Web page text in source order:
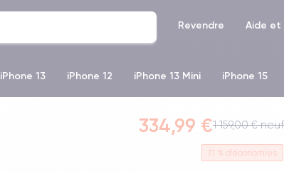
Revendre Aide
iPhone 13 iPhone 12 iPhone 13 Mini iPhone 15
iPhone XR iPhone SE 2
334,99 €1 159,00 € neuf
71 % d'économies